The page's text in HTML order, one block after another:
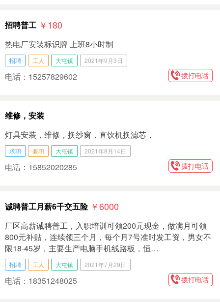
招聘普工 ￥180
热电厂安装标识牌 上班8小时制
招聘 工人 大屯镇 2021年9月3日
电话：15257829602 拨打电话
维修，安装
灯具安装，维修，换纱窗，直饮机换滤芯，
求职 兼职 大屯镇 2021年8月14日
电话：15852020285 拨打电话
诚聘普工月薪6千交五险 ￥6000
厂区高薪诚聘普工，入职培训可领200元现金，做满月可领
800元补贴，连续领三个月，每个月7号准时发工资，男女不
限18-45岁，主要生产电脑手机线路板，恒…
招聘 工人 大屯镇 2021年7月29日
电话：18351248025 拨打电话